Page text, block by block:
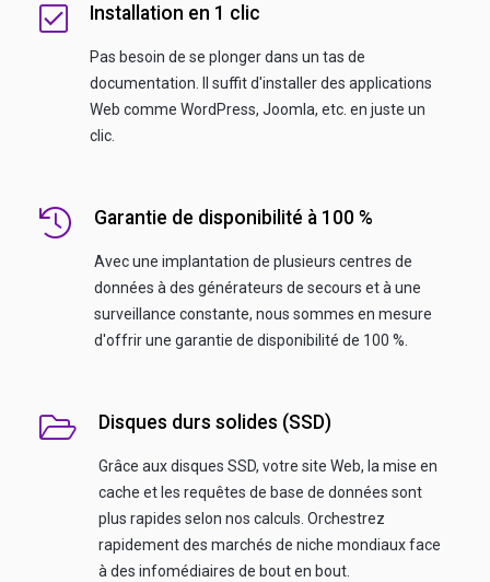
Installation en 1 clic
Pas besoin de se plonger dans un tas de
documentation. Il suffit d'installer des applications
Web comme WordPress, Joomla, etc. en juste un
clic.
Garantie de disponibilité à 100 %
Avec une implantation de plusieurs centres de
données à des générateurs de secours et à une
surveillance constante, nous sommes en mesure
d'offrir une garantie de disponibilité de 100 %.
Disques durs solides (SSD)
Grâce aux disques SSD, votre site Web, la mise en
cache et les requêtes de base de données sont
plus rapides selon nos calculs. Orchestrez
rapidement des marchés de niche mondiaux face
à des infomédiaires de bout en bout.